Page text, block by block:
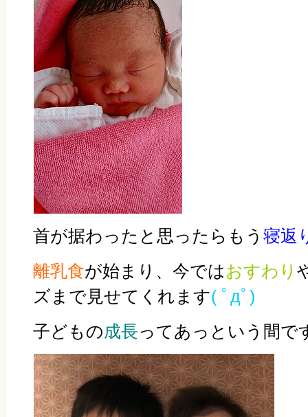
首が据わったと思ったらもう寝返
離乳食が始まり、今ではおすわり
ズまで見せてくれます( ﾟдﾟ)
子どもの成長ってあっという間で